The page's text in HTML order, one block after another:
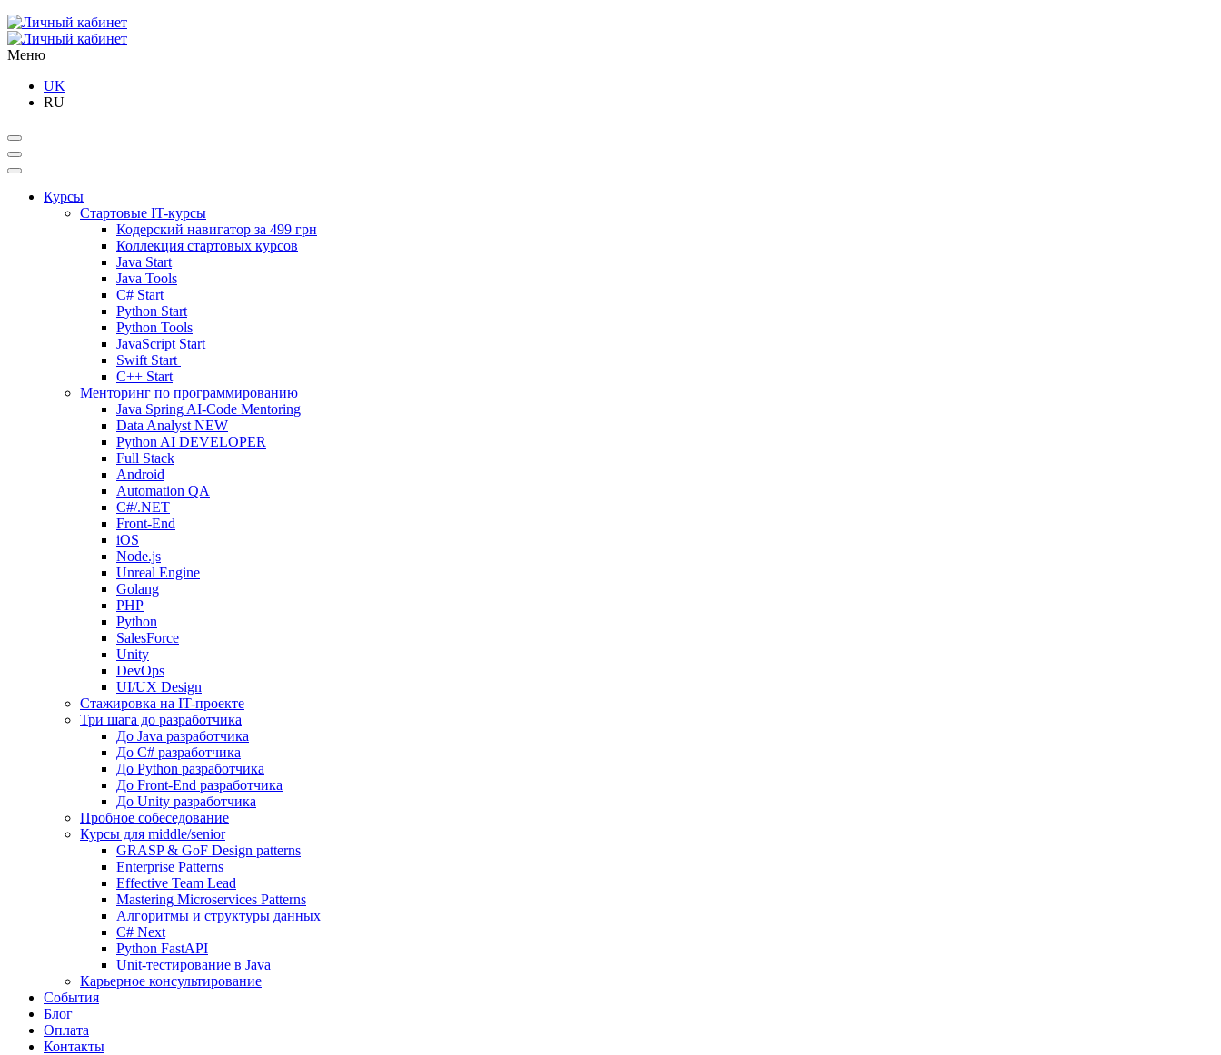
Меню
UK
RU
Курсы
Стартовые IT-курсы
Кодерский навигатор за 499 грн
Коллекция стартовых курсов
Java Start
Java Tools
C# Start
Python Start
Python Tools
JavaScript Start
Swift Start
C++ Start
Менторинг по программированию
Java Spring AI-Code Mentoring
Data Analyst NEW
Python AI DEVELOPER
Full Stack
Android
Automation QA
C#/.NET
Front-End
iOS
Node.js
Unreal Engine
Golang
PHP
Python
SalesForce
Unity
DevOps
UI/UX Design
Стажировка на IT-проекте
Три шага до разработчика
До Java разработчика
До C# разработчика
До Python разработчика
До Front-End разработчика
До Unity разработчика
Пробное собеседование
Курсы для middle/senior
GRASP & GoF Design patterns
Enterprise Patterns
Effective Team Lead
Mastering Microservices Patterns
Алгоритмы и структуры данных
C# Next
Python FastAPI
Unit-тестирование в Java
Карьерное консультирование
События
Блог
Оплата
Контакты